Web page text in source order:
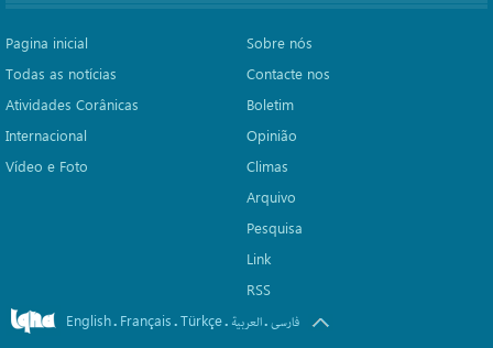
Pagina inicial
Todas as notícias
Atividades Corânicas
Internacional
Vídeo e Foto
Sobre nós
Contacte nos
Boletim
Opinião
Climas
Arquivo
Pesquisa
Link
RSS
English. Français.Türkçe. العربیة.فارسی